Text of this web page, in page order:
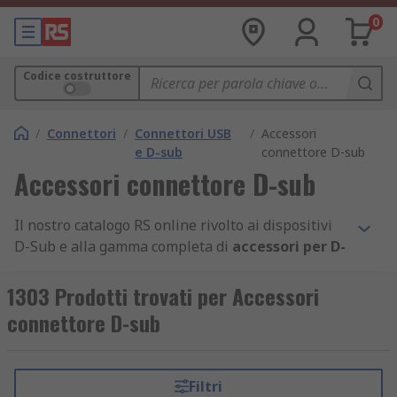
0
Codice costruttore
/ Connettori / Connettori USB
e D-sub
/ Accessori
connettore D-sub
Accessori connettore D-sub
Il nostro catalogo RS online rivolto ai dispositivi
D-Sub e alla gamma completa di accessori per D-
permette di trovare i componenti di
interconnessione migliori e adatti ad ogni
progetto.
Abbiamo tutti i tipi di accessori per soddisfare
anche le aspettative più elevate, compresa
1303 Prodotti trovati per Accessori
connettore D-sub
Filtri